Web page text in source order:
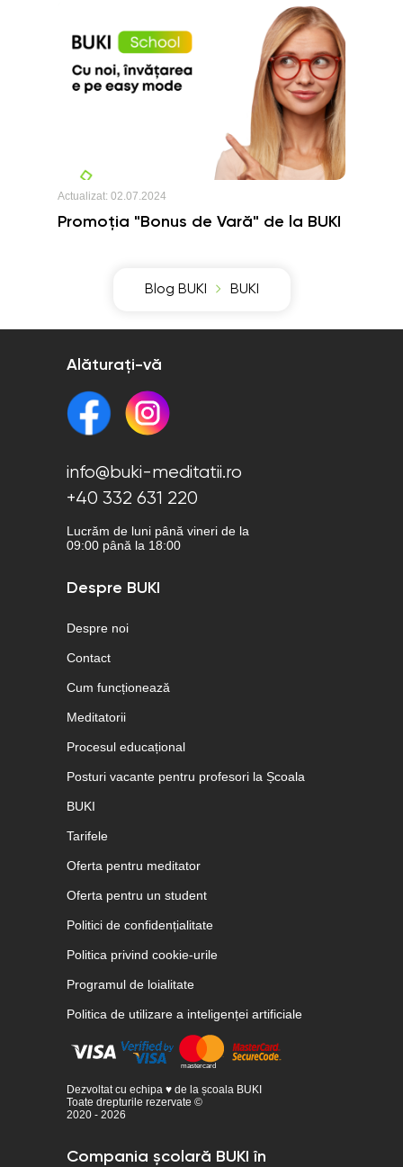
Actualizat: 02.07.2024
Promoția "Bonus de Vară" de la BUKI
Blog BUKI BUKI
Alăturați-vă
info@buki-meditatii.ro
+40 332 631 220
Lucrăm de luni până vineri de la
09:00 până la 18:00
Despre BUKI
Despre noi
Contact
Cum funcționează
Meditatorii
Procesul educațional
Posturi vacante pentru profesori la Școala
BUKI
Tarifele
Oferta pentru meditator
Oferta pentru un student
Politici de confidențialitate
Politica privind cookie-urile
Programul de loialitate
Politica de utilizare a inteligenței artificiale
Dezvoltat cu echipa ♥ de la școala BUKI
Toate drepturile rezervate ©
2020 - 2026
Compania școlară BUKI în